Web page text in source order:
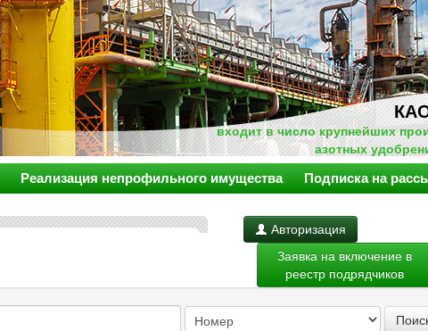
входит в число крупнейших
азотных
Реализация непрофильного имущества Подписка на
Авторизация
Заявка на включение в
реестр подрядчиков